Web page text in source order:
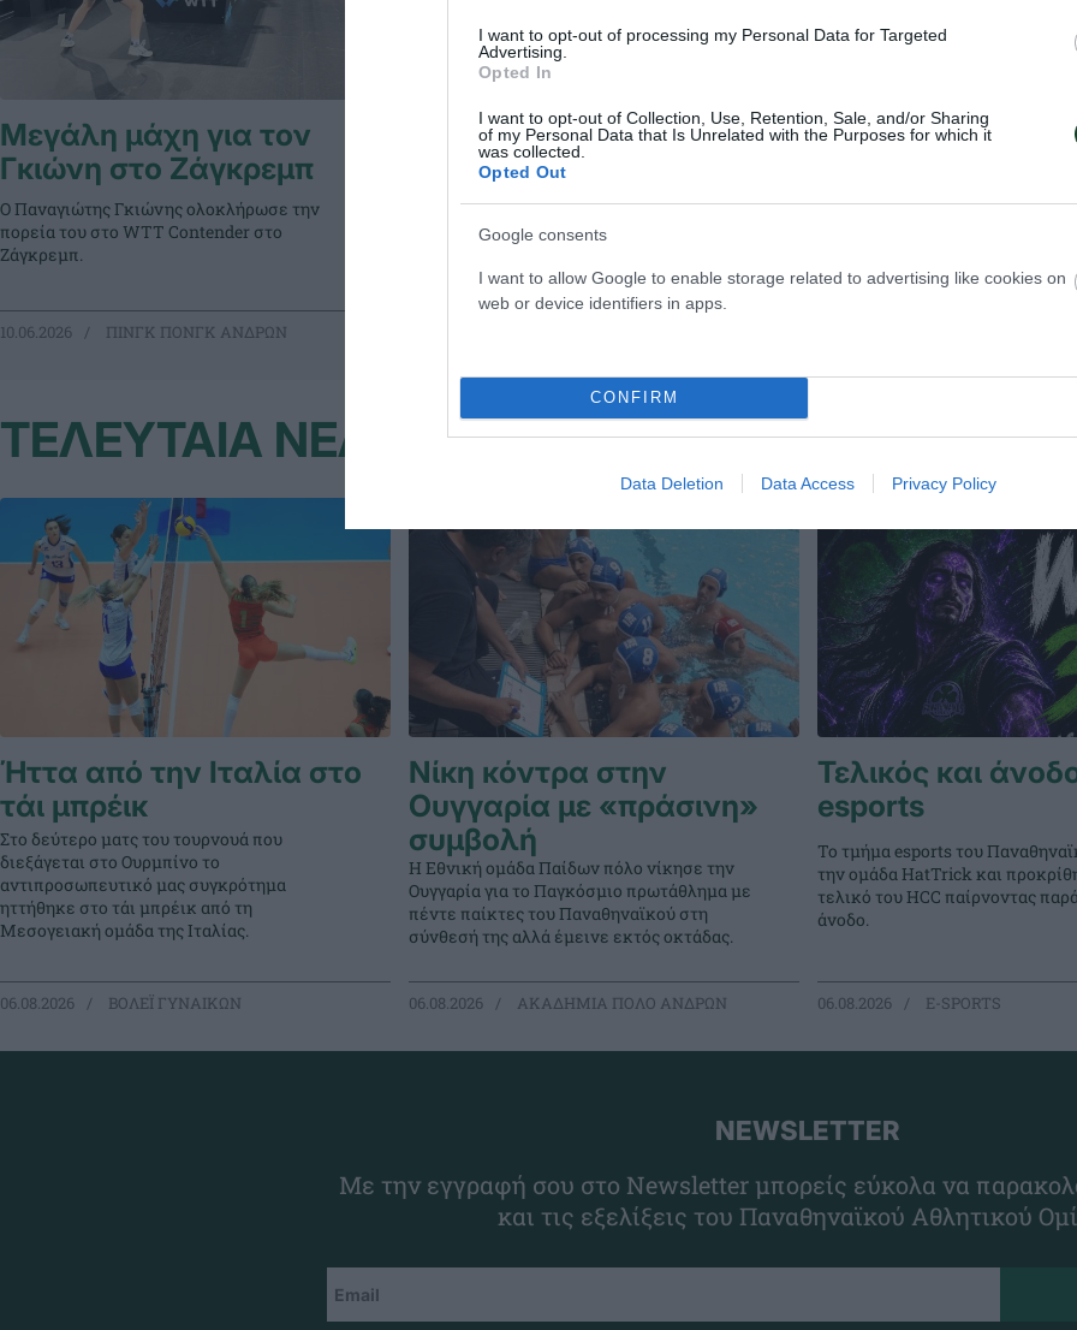
I want to opt-out of processing my Personal Data for Targeted
Advertising.
Opted In
I want to opt-out of Collection, Use, Retention, Sale, and/or Sharing
of my Personal Data that Is Unrelated with the Purposes for which it
was collected.
Opted Out
Google consents
I want to allow Google to enable storage related to advertising like cookies on
web or device identifiers in apps.
CONFIRM
Data Deletion Data Access Privacy Policy
Μεγάλη μάχη για τον
Γκιώνη στο Ζάγκρεμπ
Ο Παναγιώτης Γκιώνης ολοκλήρωσε την
πορεία του στο WTT Contender στο
Ζάγκρεμπ.
10.06.2026 ΠΙΝΓΚ ΠΟΝΓΚ ΑΝΔΡΩΝ
Σπουδαίος Γκιώνης στην
Κροατία
Ο Παναγιώτης Γκιώνης έκανε εξαιρετικό
ξεκίνημα στον προκριματικό γύρο του
Θετικό ξεκίνημα
Ο Παναγιώτης Γκιώνης
δεύτερο προκριματικό γύρο
ΤΕΛΕΥΤΑΙΑ ΝΕΑ
Ήττα από την Ιταλία στο
τάι μπρέικ
Στο δεύτερο ματς του τουρνουά που
διεξάγεται στο Ουρμπίνο το
αντιπροσωπευτικό μας συγκρότημα
ηττήθηκε στο τάι μπρέικ από τη
Μεσογειακή ομάδα της Ιταλίας.
06.08.2026 ΒΟΛΕΪ ΓΥΝΑΙΚΩΝ
Νίκη κόντρα στην
Ουγγαρία με «πράσινη»
συμβολή
Η Εθνική ομάδα Παίδων πόλο νίκησε την
Ουγγαρία για το Παγκόσμιο πρωτάθλημα με
πέντε παίκτες του Παναθηναϊκού στη
σύνθεσή της αλλά έμεινε εκτός οκτάδας.
06.08.2026 ΑΚΑΔΗΜΙΑ ΠΟΛΟ ΑΝΔΡΩΝ
Τελικός και
esports
Το τμήμα esports του
την ομάδα HatTrick και
τελικό του HCC παίρνοντας
άνοδο.
06.08.2026 E-SPORTS
NEWSLETTER
Με την εγγραφή σου στο Newsletter μπορείς εύκολα να
και τις εξελίξεις του Παναθηναϊκού Αθλητικού